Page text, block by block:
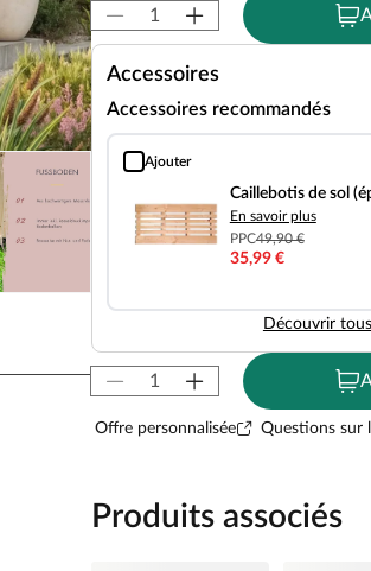
Accessoires
Accessoires recommandés
Ajouter
Caillebotis de sol (épicéa)
Caillebotis de sol
En savoir plus
PPC49,90 €
35,99 €
Découvrir
Offre personnalisée Questions sur
Produits associés